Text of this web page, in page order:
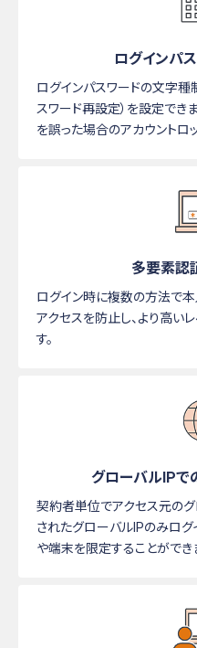
ログインパ
ログインパスワードの文字種
スワード再設定）を設定でき
を誤った場合のアカウントロ
多要素認
ログイン時に複数の方法で
アクセスを防止し、より高い
す。
グローバルIPで
契約者単位でアクセス元のグ
されたグローバルIPのみログ
や端末を限定することができ